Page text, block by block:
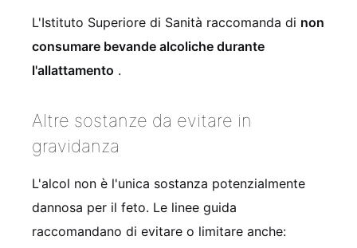
L'Istituto Superiore di Sanità raccomanda di non
consumare bevande alcoliche durante
l'allattamento .
Altre sostanze da evitare in
gravidanza
L'alcol non è l'unica sostanza potenzialmente
dannosa per il feto. Le linee guida
raccomandano di evitare o limitare anche: